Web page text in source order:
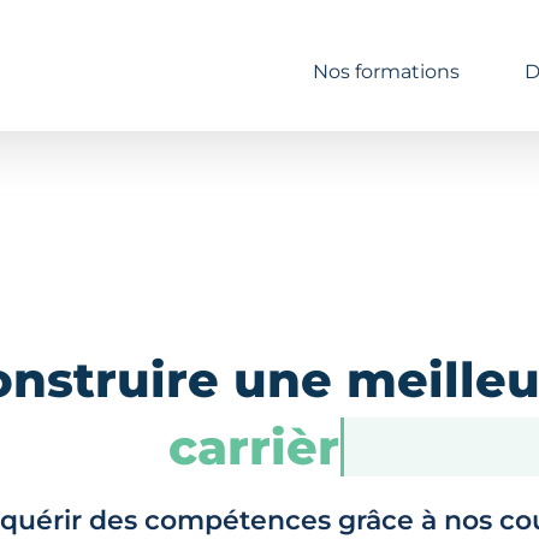
Nos formations
une
carrière
des compétences grâce à nos